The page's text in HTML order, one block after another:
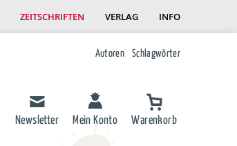
ZEITSCHRIFTEN VERLAG INFO
Autoren Schlagwörter
Newsletter Mein Konto Warenkorb